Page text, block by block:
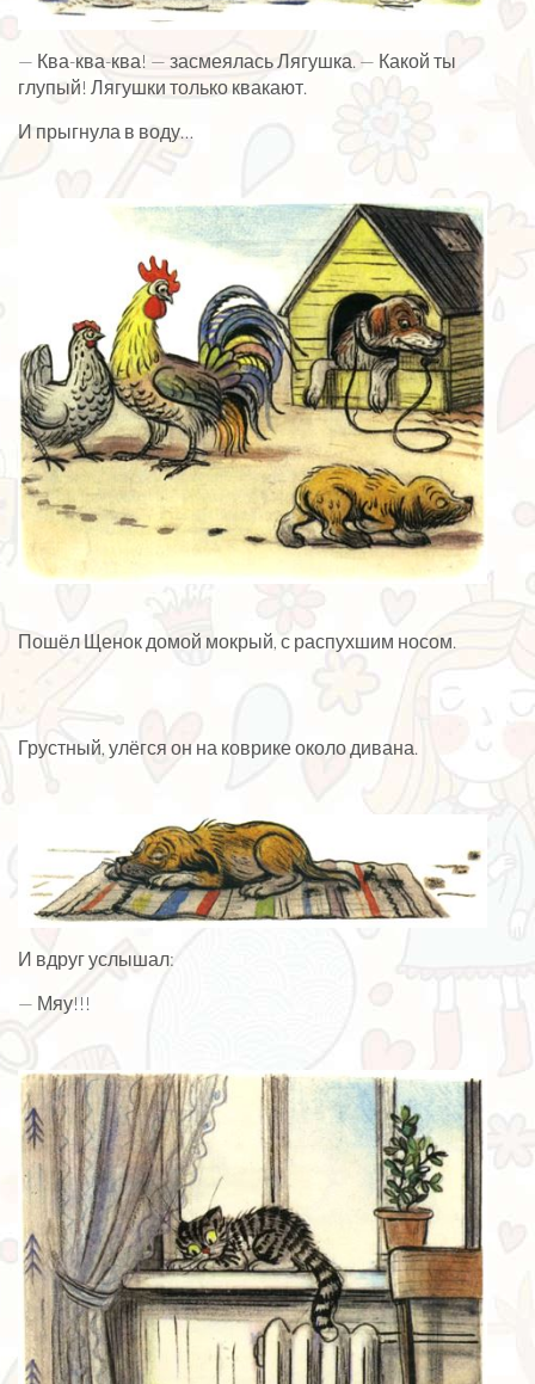
— Ква-ква-ква! — засмеялась Лягушка. — Какой ты
глупый! Лягушки только квакают.
И прыгнула в воду…
Пошёл Щенок домой мокрый, с распухшим носом.
Грустный, улёгся он на коврике около дивана.
И вдруг услышал:
— Мяу!!!